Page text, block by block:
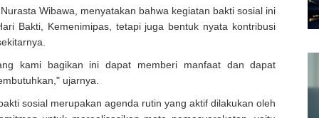
Wibawa, menyatakan bahwa kegiatan bakti sosial ini
Bakti, Kemenimipas, tetapi juga bentuk nyata kontribusi
kami bagikan ini dapat memberi manfaat dan dapat
ujarnya.
sosial merupakan agenda rutin yang aktif dilakukan oleh